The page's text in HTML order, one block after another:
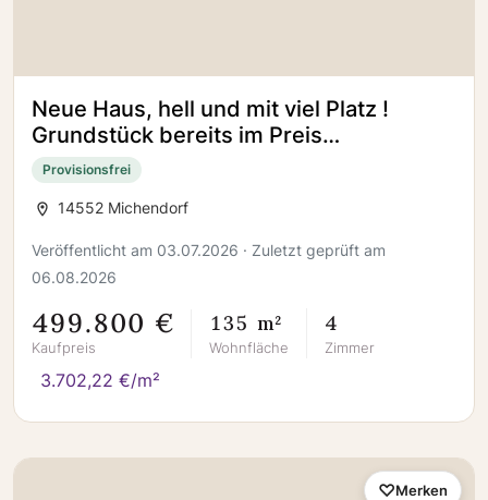
Neue Haus, hell und mit viel Platz !
Grundstück bereits im Preis
mitgerechnet bei Michendorf !
Provisionsfrei
14552 Michendorf
Veröffentlicht am 03.07.2026 · Zuletzt geprüft am
06.08.2026
499.800 €
Kaufpreis
135 m²
Wohnfläche
4
Zimmer
3.702,22 €/m²
Merken